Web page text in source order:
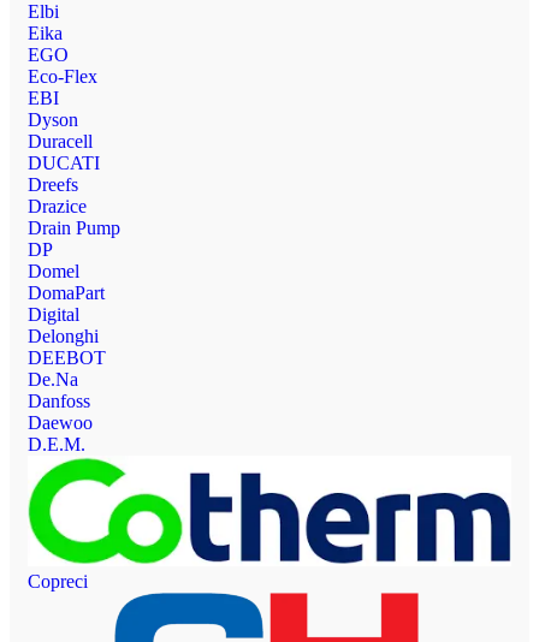
Elbi
Eika
EGO
Eco-Flex
EBI
Dyson
Duracell
DUCATI
Dreefs
Drazice
Drain Pump
DP
Domel
DomaPart
Digital
Delonghi
DEEBOT
De.Na
Danfoss
Daewoo
D.E.M.
Copreci